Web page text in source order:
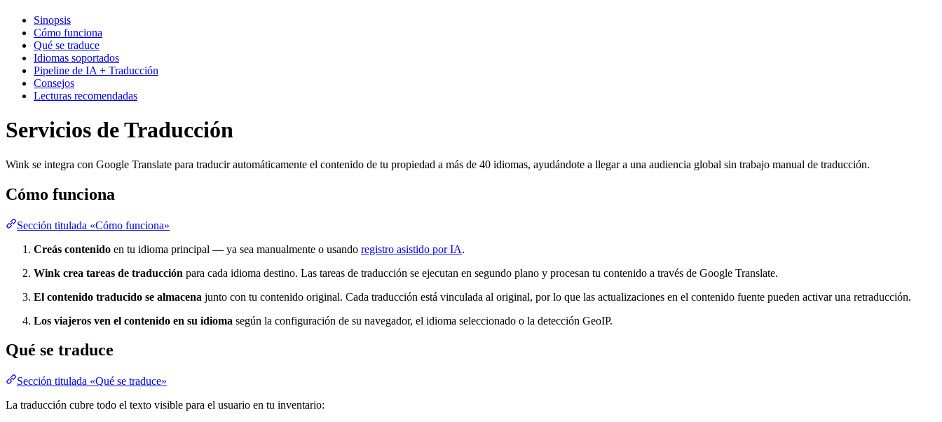
Sinopsis
Cómo funciona
Qué se traduce
Idiomas soportados
Pipeline de IA + Traducción
Consejos
Lecturas recomendadas
Servicios de Traducción
Wink se integra con Google Translate para traducir automáticamente el contenido de tu propiedad a más de 40 idiomas, ayudándote a llegar a una audiencia global sin trabajo manual de traducción.
Cómo funciona
Sección titulada «Cómo funciona»
Creás contenido en tu idioma principal — ya sea manualmente o usando registro asistido por IA.
Wink crea tareas de traducción para cada idioma destino. Las tareas de traducción se ejecutan en segundo plano y procesan tu contenido a través de Google Translate.
El contenido traducido se almacena junto con tu contenido original. Cada traducción está vinculada al original, por lo que las actualizaciones en el contenido fuente pueden activar una retraducción.
Los viajeros ven el contenido en su idioma según la configuración de su navegador, el idioma seleccionado o la detección GeoIP.
Qué se traduce
Sección titulada «Qué se traduce»
La traducción cubre todo el texto visible para el usuario en tu inventario: